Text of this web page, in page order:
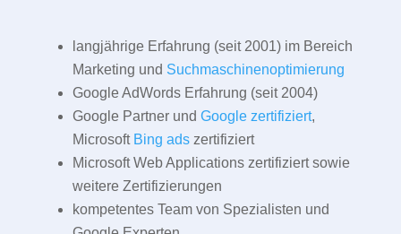
langjährige Erfahrung (seit 2001) im Bereich
Marketing und Suchmaschinenoptimierung
Google AdWords Erfahrung (seit 2004)
Google Partner und Google zertifiziert,
Microsoft Bing adszertifiziert
Microsoft Web Applications zertifiziert sowie
weitere Zertifizierungen
kompetentes Team von Spezialisten und